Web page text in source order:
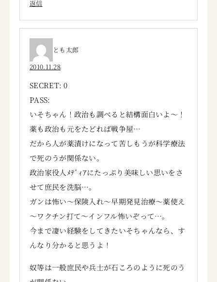
返信
とも太郎
2010.11.28
SECRET: 0
PASS:
いそちゃん！政治も調べると結構面白いよ～！
薬も政治も元をたどれば戦争屋…
だから人が薬漬けになって苦しもうが科学療法
で死のうが関係ない。
政治家役人ﾒﾃﾞｨｱにたっぷり美味しい思いをさ
せて庶民を洗脳…。
ガンは怖い～保険入れ～早期発見治療～薬使え
～ワクチン打て～インフル怖いぞって…。
今まで凄い経験をしてきたいそちゃんなら、す
んなり分かると思うよ！
奴等は一般庶民や兵士が石ころのように死のう